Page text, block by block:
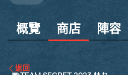
概覽 商店 陣容
返回